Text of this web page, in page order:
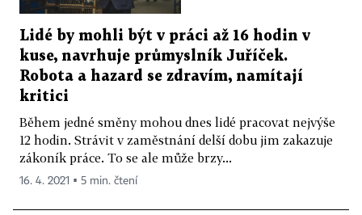
Lidé by mohli být v práci až 16 hodin v
kuse, navrhuje průmyslník Juříček.
Robota a hazard se zdravím, namítají
kritici
Během jedné směny mohou dnes lidé pracovat nejvýše
12 hodin. Strávit v zaměstnání delší dobu jim zakazuje
zákoník práce. To se ale může brzy...
16. 4. 2021 ▪ 5 min. čtení